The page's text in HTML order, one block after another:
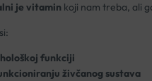
je vitamin koji nam treba, ali
funkciji
živčanog sustava